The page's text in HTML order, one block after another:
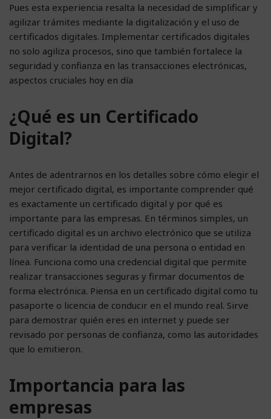
Pues esta experiencia resalta la necesidad de simplificar y
agilizar trámites mediante la digitalización y el uso de
certificados digitales. Implementar certificados digitales
no solo agiliza procesos, sino que también fortalece la
seguridad y confianza en las transacciones electrónicas,
aspectos cruciales hoy en día
¿Qué es un Certificado
Digital?
Antes de adentrarnos en los detalles sobre cómo elegir el
mejor certificado digital, es importante comprender qué
es exactamente un certificado digital y por qué es
importante para las empresas. En términos simples, un
certificado digital es un archivo electrónico que se utiliza
para verificar la identidad de una persona o entidad en
línea. Funciona como una credencial digital que permite
realizar transacciones seguras y firmar documentos de
forma electrónica. Piensa en un certificado digital como tu
pasaporte o licencia de conducir en el mundo real. Sirve
para demostrar quién eres en internet y puede ser
revisado por personas de confianza, como las autoridades
que lo emitieron.
Importancia para las
empresas